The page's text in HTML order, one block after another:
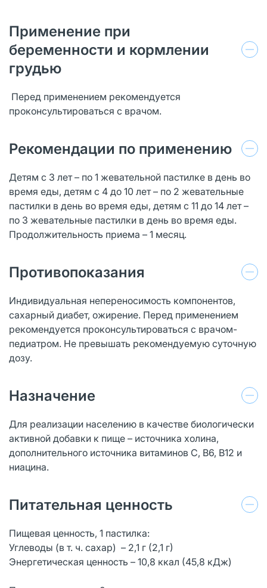
Применение при
беременности и кормлении
грудью
Перед применением рекомендуется
проконсультироваться с врачом.
Рекомендации по применению
Детям с 3 лет – по 1 жевательной пастилке в день во
время еды, детям с 4 до 10 лет – по 2 жевательные
пастилки в день во время еды, детям с 11 до 14 лет –
по 3 жевательные пастилки в день во время еды.
Продолжительность приема – 1 месяц.
Противопоказания
Индивидуальная непереносимость компонентов,
сахарный диабет, ожирение. Перед применением
рекомендуется проконсультироваться с врачом-
педиатром. Не превышать рекомендуемую суточную
дозу.
Назначение
Для реализации населению в качестве биологически
активной добавки к пище – источника холина,
дополнительного источника витаминов С, В6, В12 и
ниацина.
Питательная ценность
Пищевая ценность, 1 пастилка:
Углеводы (в т. ч. сахар) – 2,1 г (2,1 г)
Энергетическая ценность – 10,8 ккал (45,8 кДж)